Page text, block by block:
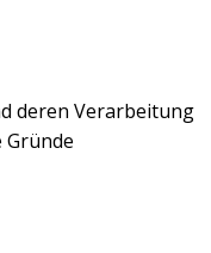
deren Verarbeitung